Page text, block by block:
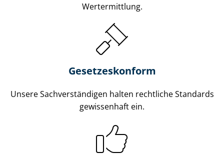
Wertermittlung.
Gesetzes­konform
Unsere Sach­ver­stän­di­gen halten rechtliche Standards
gewissenhaft ein.